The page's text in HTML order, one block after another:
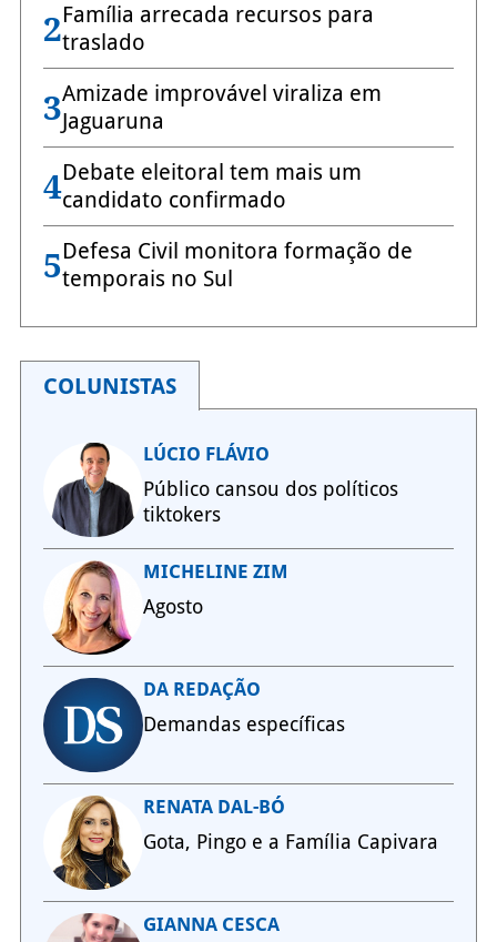
2Família arrecada recursos para
traslado
3Amizade improvável viraliza em
Jaguaruna
4Debate eleitoral tem mais um
candidato confirmado
5Defesa Civil monitora formação de
temporais no Sul
COLUNISTAS
LÚCIO FLÁVIO
Público cansou dos políticos
tiktokers
MICHELINE ZIM
Agosto
DA REDAÇÃO
Demandas específicas
RENATA DAL-BÓ
Gota, Pingo e a Família Capivara
GIANNA CESCA